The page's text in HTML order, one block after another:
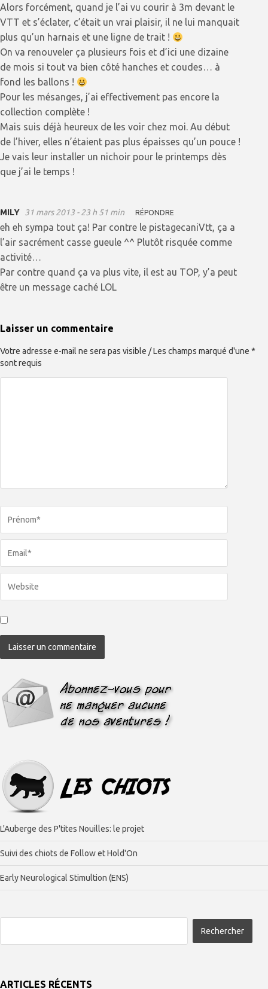
Alors forcément, quand je l’ai vu courir à 3m devant le
VTT et s’éclater, c’était un vrai plaisir, il ne lui manquait
plus qu’un harnais et une ligne de trait !
On va renouveler ça plusieurs fois et d’ici une dizaine
de mois si tout va bien côté hanches et coudes… à
fond les ballons !
Pour les mésanges, j’ai effectivement pas encore la
collection complète !
Mais suis déjà heureux de les voir chez moi. Au début
de l’hiver, elles n’étaient pas plus épaisses qu’un pouce !
Je vais leur installer un nichoir pour le printemps dès
que j’ai le temps !
MILY 31 mars 2013 - 23 h 51 min RÉPONDRE
eh eh sympa tout ça! Par contre le pistagecaniVtt, ça a
l’air sacrément casse gueule ^^ Plutôt risquée comme
activité…
Par contre quand ça va plus vite, il est au TOP, y’a peut
être un message caché LOL
Laisser un commentaire
Votre adresse e-mail ne sera pas visible / Les champs marqué d'une *
sont requis
L'Auberge des P'tites Nouilles: le projet
Suivi des chiots de Follow et Hold'On
Early Neurological Stimultion (ENS)
ARTICLES RÉCENTS